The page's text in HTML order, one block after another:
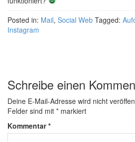
Posted in: Mail, Social Web Tagged:
Instagram
Schreibe einen
Deine E-Mail-Adresse wird nicht
Felder sind mit * markiert
Kommentar*